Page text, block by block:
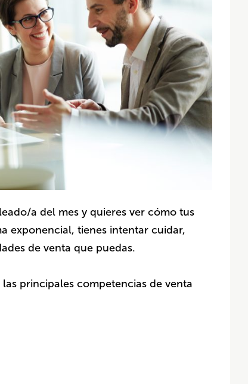
a del mes y quieres ver cómo tus
exponencial, tienes intentar cuidar,
de venta que puedas.
principales competencias de venta